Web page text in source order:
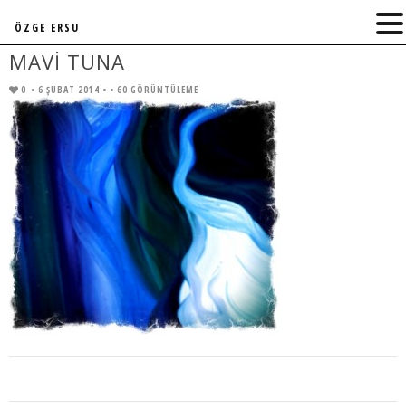
MAVI TUNA
0 • 6 ŞUBAT 2014 • • 60 GÖRÜNTÜLEME
ÖZGE ERSU